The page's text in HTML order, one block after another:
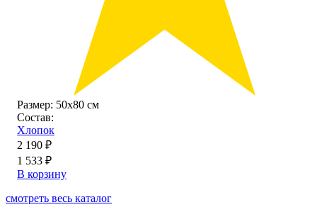
Размер: 50х80 см
Состав:
Хлопок
2 190 ₽
1 533 ₽
В корзину
смотреть весь каталог